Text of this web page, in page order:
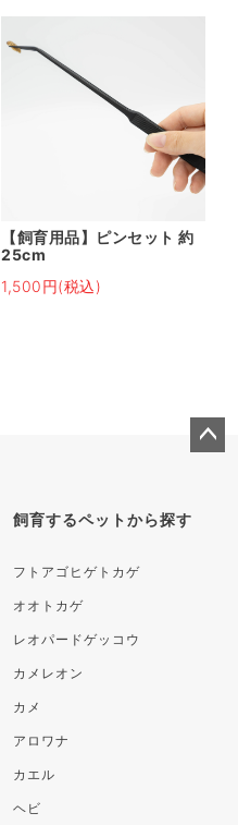
【飼育用品】ピンセット 約
25cm
1,500円(税込)
飼育するペットから探す
フトアゴヒゲトカゲ
オオトカゲ
レオパードゲッコウ
カメレオン
カメ
アロワナ
カエル
ヘビ